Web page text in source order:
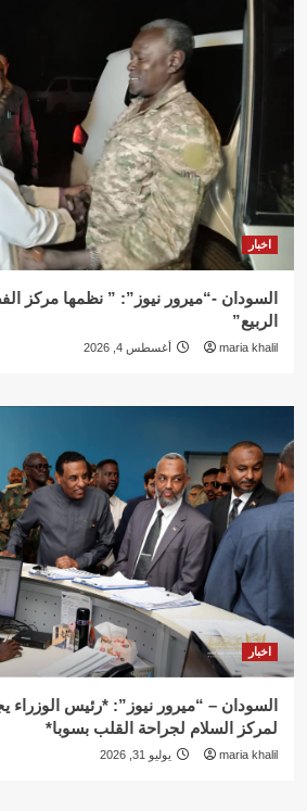
اخبار
السودان -“ميرور نيوز”: ” نظمها مركز
الربيع”
maria khalil أغسطس 4, 2026
اخبار
السودان – “ميرور نيوز”: *رئيس الوزراء
لمركز السلام لجراحة القلب بسوبا*
maria khalil يوليو 31, 2026